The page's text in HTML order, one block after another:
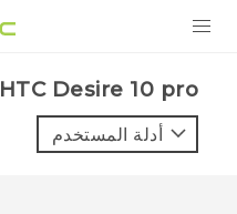
VIVE
HTC Desire 10 pro‎
أدلة المستخدم